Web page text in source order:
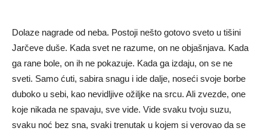
Dolaze nagrade od neba. Postoji nešto gotovo sveto u tišini
Jarčeve duše. Kada svet ne razume, on ne objašnjava. Kada
ga rane bole, on ih ne pokazuje. Kada ga izdaju, on se ne
sveti. Samo ćuti, sabira snagu i ide dalje, noseći svoje borbe
duboko u sebi, kao nevidljive ožiljke na srcu. Ali zvezde, one
koje nikada ne spavaju, sve vide. Vide svaku tvoju suzu,
svaku noć bez sna, svaki trenutak u kojem si verovao da se